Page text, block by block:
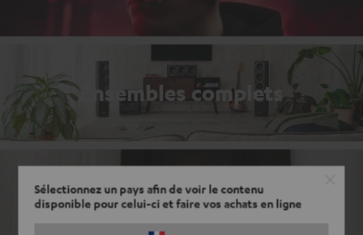
Sélectionnez un pays afin de voir le contenu
disponible pour celui-ci et faire vos achats en ligne
Ensembles complets
Barres de son avec radio